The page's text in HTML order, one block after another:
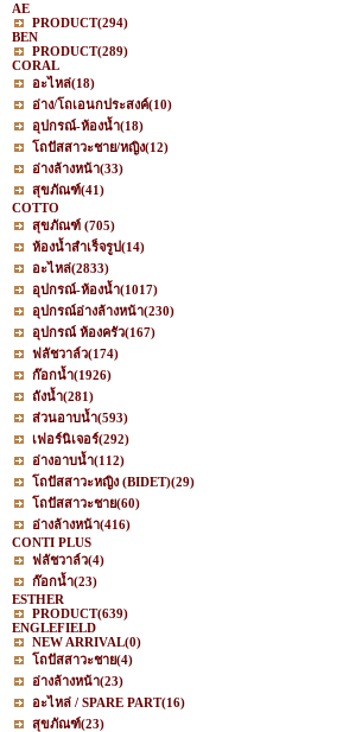
AE
PRODUCT(294)
BEN
PRODUCT(289)
CORAL
อะไหล่(18)
อ่าง/โถเอนกประสงค์(10)
อุปกรณ์-ห้องน้ำ(18)
โถปัสสาวะชาย/หญิง(12)
อ่างล้างหน้า(33)
สุขภัณฑ์(41)
COTTO
สุขภัณฑ์ (705)
ห้องน้ำสำเร็จรูป(14)
อะไหล่(2833)
อุปกรณ์-ห้องน้ำ(1017)
อุปกรณ์อ่างล้างหน้า(230)
อุปกรณ์ ห้องครัว(167)
ฟลัชวาล์ว(174)
ก๊อกน้ำ(1926)
ถังน้ำ(281)
ส่วนอาบน้ำ(593)
เฟอร์นิเจอร์(292)
อ่างอาบน้ำ(112)
โถปัสสาวะหญิง (BIDET)(29)
โถปัสสาวะชาย(60)
อ่างล้างหน้า(416)
CONTI PLUS
ฟลัชวาล์ว(4)
ก๊อกน้ำ(23)
ESTHER
PRODUCT(639)
ENGLEFIELD
NEW ARRIVAL(0)
โถปัสสาวะชาย(4)
อ่างล้างหน้า(23)
อะไหล่ / SPARE PART(16)
สุขภัณฑ์(23)